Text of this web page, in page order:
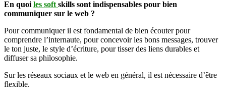
En quoi les soft skills sont indispensables pour bien
communiquer sur le web ?
Pour communiquer il est fondamental de bien écouter pour
comprendre l’internaute, pour concevoir les bons messages, trouver
le ton juste, le style d’écriture, pour tisser des liens durables et
diffuser sa philosophie.
Sur les réseaux sociaux et le web en général, il est nécessaire d’être
flexible.